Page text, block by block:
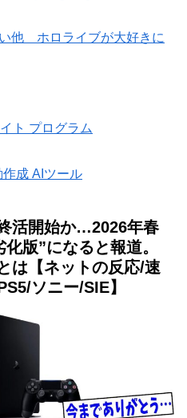
他 ホロライブが大好きに
ト プログラム
成 AIツール
活開始か…2026年春
版”になると報道。
は【ネットの反応/速
ソニー/SIE】